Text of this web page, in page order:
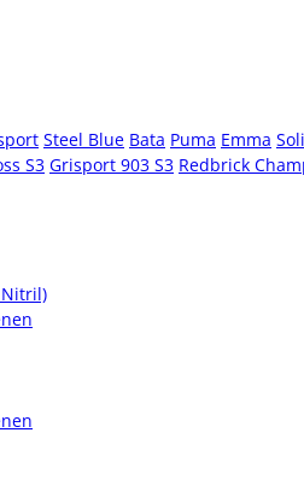
Steel Blue Bata Puma Emma
S3 Grisport 903 S3 Redbrick
Nitril)